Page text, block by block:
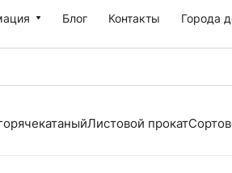
Блог Контакты Города
Листовой прокат